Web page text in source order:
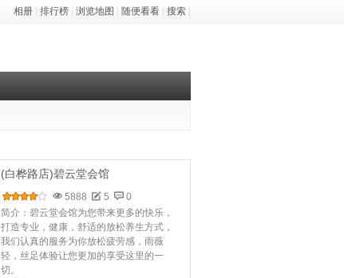
相册 排行榜 浏览地图 随便看看 搜索
(白桦路店)碧云堂会馆
5888 5
0
简介：碧云堂会馆为您带来更多的快乐，
打造专业，健康，舒适的放松养生方式，
我们认真的服务为你放松疲劳感，雨薇
轻，丝足体验让您更加的享受这里的一
切。